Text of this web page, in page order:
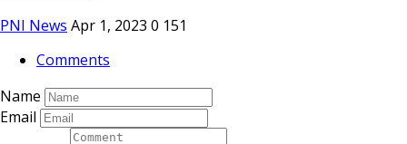
PNI News Apr 1, 2023 0 151
Comments
Name
Email